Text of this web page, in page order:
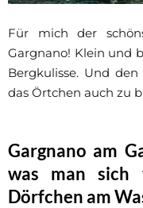
Für mich der
Gargnano! Klein und
Bergkulisse. Und
das Örtchen auch zu
Gargnano am
was man sich
Dörfchen am